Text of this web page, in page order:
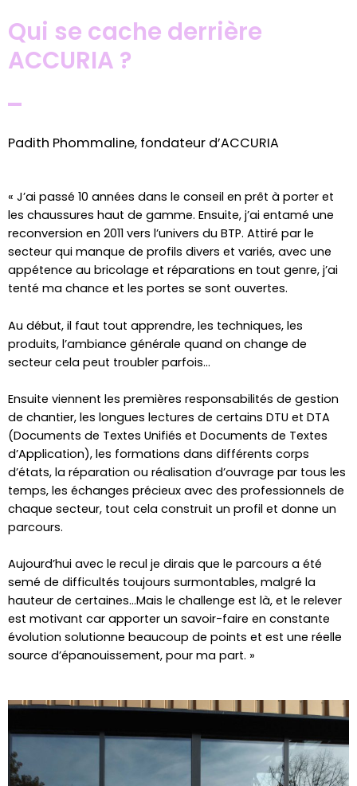
Qui se cache derrière
ACCURIA ?
Padith Phommaline, fondateur d’ACCURIA
« J’ai passé 10 années dans le conseil en prêt à porter et
les chaussures haut de gamme. Ensuite, j’ai entamé une
reconversion en 2011 vers l’univers du BTP. Attiré par le
secteur qui manque de profils divers et variés, avec une
appétence au bricolage et réparations en tout genre, j’ai
tenté ma chance et les portes se sont ouvertes.
Au début, il faut tout apprendre, les techniques, les
produits, l’ambiance générale quand on change de
secteur cela peut troubler parfois…
Ensuite viennent les premières responsabilités de gestion
de chantier, les longues lectures de certains DTU et DTA
(Documents de Textes Unifiés et Documents de Textes
d’Application), les formations dans différents corps
d’états, la réparation ou réalisation d’ouvrage par tous les
temps, les échanges précieux avec des professionnels de
chaque secteur, tout cela construit un profil et donne un
parcours.
Aujourd’hui avec le recul je dirais que le parcours a été
semé de difficultés toujours surmontables, malgré la
hauteur de certaines…Mais le challenge est là, et le relever
est motivant car apporter un savoir-faire en constante
évolution solutionne beaucoup de points et est une réelle
source d’épanouissement, pour ma part. »